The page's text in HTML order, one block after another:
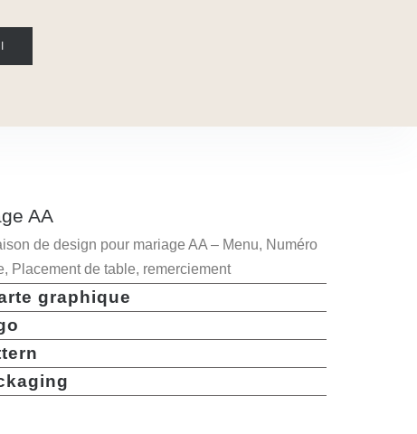
AA
de design pour mariage AA – Menu, Numéro
Placement de table, remerciement
graphique